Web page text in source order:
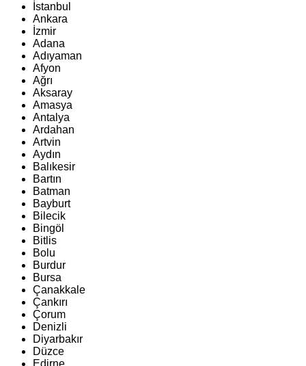
İstanbul
Ankara
İzmir
Adana
Adıyaman
Afyon
Ağrı
Aksaray
Amasya
Antalya
Ardahan
Artvin
Aydın
Balıkesir
Bartın
Batman
Bayburt
Bilecik
Bingöl
Bitlis
Bolu
Burdur
Bursa
Çanakkale
Çankırı
Çorum
Denizli
Diyarbakır
Düzce
Edirne